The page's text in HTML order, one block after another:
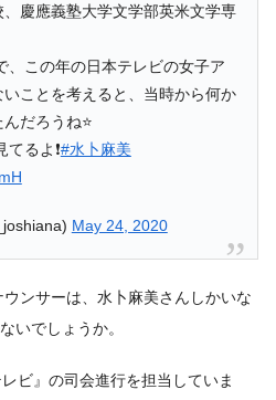
慶應義塾大学文学部英米文学専
、この年の日本テレビの女子ア
ことを考えると、当時から何か
だろうね⭐️
るよ❗️#水卜麻美
May 24, 2020
ンサーは、水卜麻美さんしかいな
いでしょうか。
ビ』の司会進行を担当していま